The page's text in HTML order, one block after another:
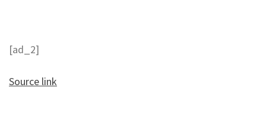
[ad_2]
Source link